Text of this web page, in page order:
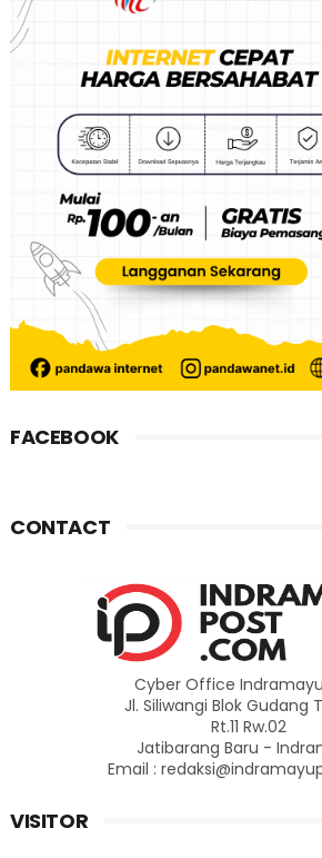
FACEBOOK
CONTACT
Cyber Office
Jl. Siliwangi Blok Gudang
Rt.11 Rw.02
Jatibarang Baru -
Email :
VISITOR